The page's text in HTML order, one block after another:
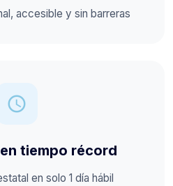
accesible y sin barreras
schedule
tiempo récord
en solo 1 día hábil